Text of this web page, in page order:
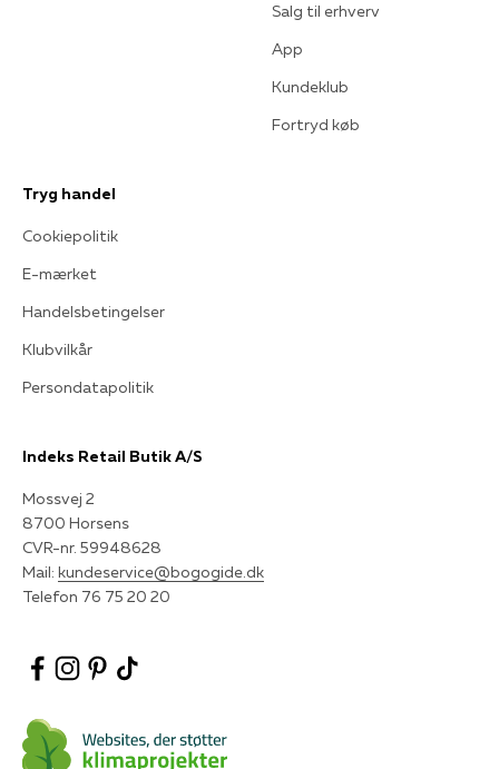
Salg til erhverv
App
Kundeklub
Fortryd køb
Tryg handel
Cookiepolitik
E-mærket
Handelsbetingelser
Klubvilkår
Persondatapolitik
Indeks Retail Butik A/S
Mossvej 2
8700 Horsens
CVR-nr. 59948628
Mail: kundeservice@bogogide.dk
Telefon 76 75 20 20